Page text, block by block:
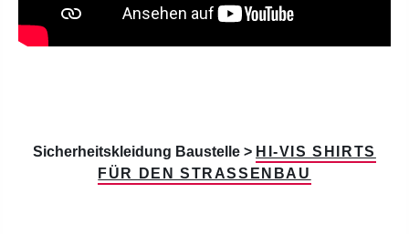
Sicherheitskleidung Baustelle > HI-VIS SHIRTS
FÜR DEN STRASSENBAU